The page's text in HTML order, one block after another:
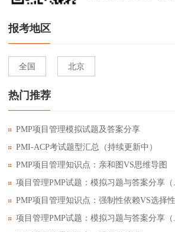
报考地区
全国 北京
热门推荐
PMP项目管理模拟试题及答案分享
PMI-ACP考试题型汇总（持续更新中）
PMP项目管理知识点：亲和图VS思维导图
项目管理PMP试题：模拟习题与答案分享（
PMP项目管理知识点：强制性依赖VS选择
项目管理PMP试题：模拟习题与答案分享（